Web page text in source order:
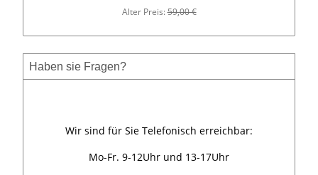
Alter Preis:59,00 €
Haben sie Fragen?
Wir sind für Sie Telefonisch erreichbar:
Mo-Fr. 9-12Uhr und 13-17Uhr